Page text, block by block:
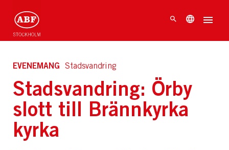
EVENEMANG Stadsvandring
Stadsvandring: Örby
slott till Brännkyrka
kyrka